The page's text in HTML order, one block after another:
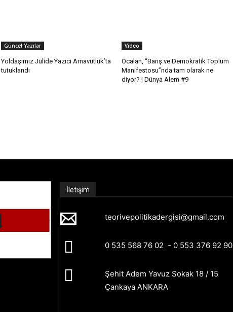
Güncel Yazılar
Yoldaşımız Jülide Yazıcı Arnavutluk’ta
tutuklandı
Video
Öcalan, “Barış ve Demokratik Toplum
Manifestosu”nda tam olarak ne
diyor? | Dünya Alem #9
İletişim
teorivepolitikadergisi@gmail.com
0 535 568 76 02 - 0 553 376 92 90
Şehit Adem Yavuz Sokak 18 / 15
Çankaya ANKARA